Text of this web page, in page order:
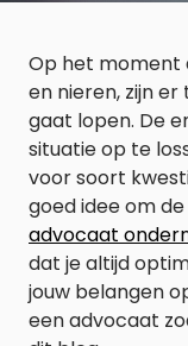
Op het moment
en nieren, zijn
gaat lopen. De
situatie op te
voor soort
goed idee om
advocaat
dat je altijd
jouw belangen
een advocaat